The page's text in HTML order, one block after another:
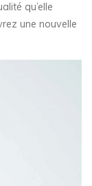
qu’elle
une nouvelle